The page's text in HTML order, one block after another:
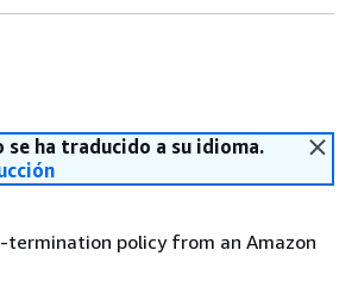
se ha traducido a su idioma.
termination policy from an Amazon